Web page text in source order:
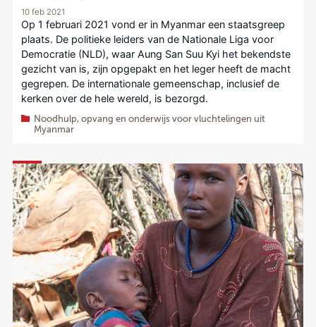
10 feb 2021
Op 1 februari 2021 vond er in Myanmar een staatsgreep
plaats. De politieke leiders van de Nationale Liga voor
Democratie (NLD), waar Aung San Suu Kyi het bekendste
gezicht van is, zijn opgepakt en het leger heeft de macht
gegrepen. De internationale gemeenschap, inclusief de
kerken over de hele wereld, is bezorgd.
Noodhulp, opvang en onderwijs voor vluchtelingen uit
Myanmar